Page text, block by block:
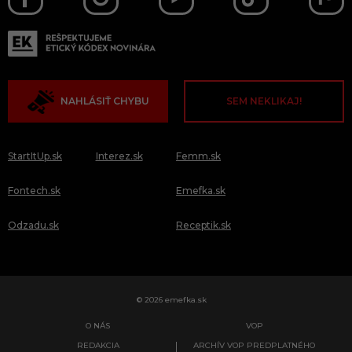
NAHLÁSIŤ CHYBU SEM NEKLIKAJ!
StartItUp.sk
Fontech.sk
Odzadu.sk
Interez.sk Femm.sk
Emefka.sk
Receptik.sk
© 2026 emefka.sk
O NÁS
REDAKCIA
VOP
ARCHÍV VOP PREDPLATNÉHO